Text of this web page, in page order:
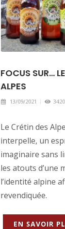
FOCUS SUR...
ALPES
13/09/2021 3420
Le Crétin des
interpelle, un
imaginaire sans
les atouts d’une
l’identité alpine
revendiquée.
EN SAVOIR